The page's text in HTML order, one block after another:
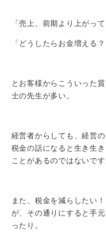
「売上、前期より上がっ
「どうしたらお金増える？
とお客様からこういった
士の先生が多い。
経営者からしても、経営
税金の話になると生き生
ことがあるのではないです
また、税金を減らしたい
が、その通りにすると手
ったり。